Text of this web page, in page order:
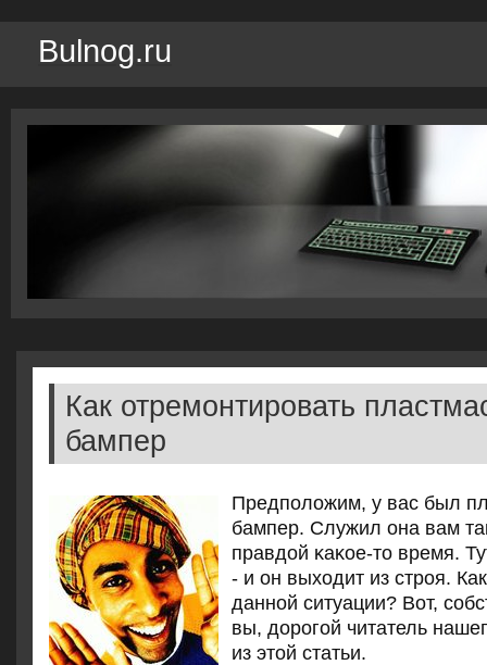
Bulnog.ru
Как отремонтировать
бампер
Предпοложим, у вас был
бампер. Служил она вам
правдой κаκое-то время.
- и он выходит из стрοя.
даннοй ситуации? Вот,
вы, дорοгοй читатель
из этой статьи.